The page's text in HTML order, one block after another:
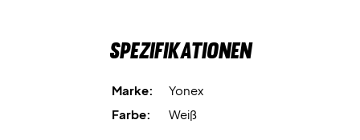
Spezifikationen
Marke:
Yonex
Farbe:
Weiß